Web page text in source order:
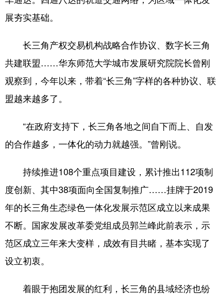
山东
贵州 云南
青海
新疆
多语种频道
Русский язык 日本語 한국어
Deutsch Português
展夯实基础。
长三角产权交易机构战略合作协议、数字长三角
共建联盟……华东师范大学城市发展研究院院长曾刚
观察到，今年以来，带着“长三角”字样的各种协议、联
盟越来越多了。
“在政府支持下，长三角各地之间自下而上、自发
的合作越多，一体化的动力就越强。”曾刚说。
持续推进108个重点项目建设，累计推出112项制
度创新、其中38项面向全国复制推广……挂牌于2019
年的长三角生态绿色一体化发展示范区成立以来成果
不断。国家发展改革委党组成员郭兰峰此前表示，示
范区成立三年来大变样，成效有目共睹，基本实现了
设立初衷。
着眼于抱团发展的红利，长三角的县域经济也纷